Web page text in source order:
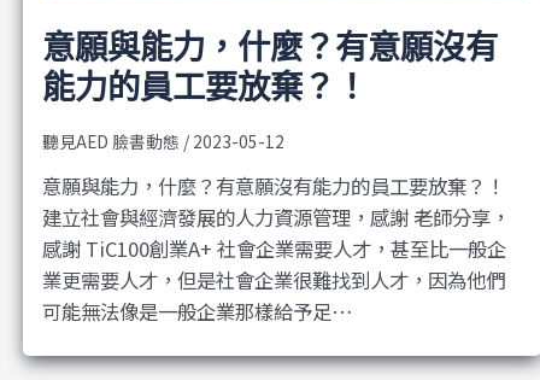
意願與能力，什麼？有意願沒有
能力的員工要放棄？！
聽見AED 臉書動態 / 2023-05-12
意願與能力，什麼？有意願沒有能力的員工要放棄？！
建立社會與經濟發展的人力資源管理，感謝 老師分享，
感謝 TiC100創業A+ 社會企業需要人才，甚至比一般企
業更需要人才，但是社會企業很難找到人才，因為他們
可能無法像是一般企業那樣給予足…